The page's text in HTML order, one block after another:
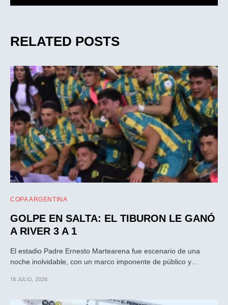
RELATED POSTS
COPA ARGENTINA
GOLPE EN SALTA: EL TIBURON LE GANÓ
A RIVER 3 A 1
El estadio Padre Ernesto Martearena fue escenario de una
noche inolvidable, con un marco imponente de público y…
18 JULIO, 2026